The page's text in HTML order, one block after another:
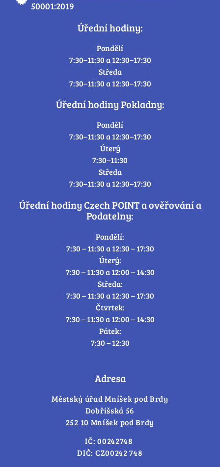
50001:2019
Úřední hodiny:
Pondělí
7:30–11:30 a 12:30–17:30
Středa
7:30–11:30 a 12:30–17:30
Úřední hodiny Pokladny:
Pondělí
7:30–11:30 a 12:30–17:30
Úterý
7:30–11:30
Středa
7:30–11:30 a 12:30–17:30
Úřední hodiny Czech POINT a ověřování a
Podatelny:
Pondělí:
7:30 – 11:30 a 12:30 – 17:30
Úterý:
7:30 – 11:30 a 12:00 – 14:30
Středa:
7:30 – 11:30 a 12:30 – 17:30
Čtvrtek:
7:30 – 11:30 a 12:00 – 14:30
Pátek:
7:30 – 12:30
Adresa
Městský úřad Mníšek pod Brdy
Dobříšská 56
252 10 Mníšek pod Brdy
IČ: 00242748
DIČ: CZ00242 748